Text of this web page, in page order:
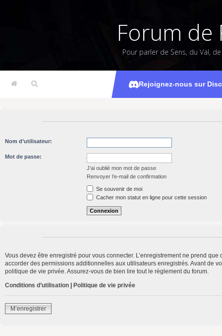
Forum de
Pour parler de Sens, du Val,
Rejoignez-nous sur
Nom d’utilisateur:
Mot de passe:
J’ai oublié mon mot de passe
Renvoyer l’e-mail de confirmation
Se souvenir de moi
Cacher mon statut en ligne pour cette session
Vous devez être enregistré pour vous connecter. L’enregistrement ne prend
accorder des permissions additionnelles aux utilisateurs enregistrés. Avant de
politique de vie privée. Assurez-vous de bien lire tout le règlement du forum.
Conditions d’utilisation
Politique de vie privée
M’enregistrer